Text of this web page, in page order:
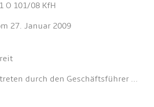
O 101/08 KfH
27. Januar 2009
durch den Geschäftsführer …